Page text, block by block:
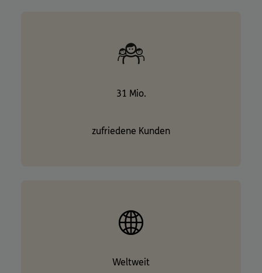
31 Mio.
zufriedene Kunden
Weltweit